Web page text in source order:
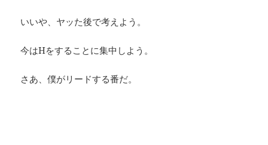
いいや、ヤッた後で考えよう。
今はHをすることに集中しよう。
さあ、僕がリードする番だ。